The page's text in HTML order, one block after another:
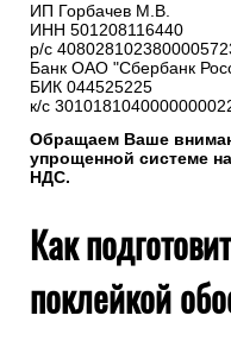
ИП Горбачев М.В.
ИНН 501208116440
р/с
Банк ОАО "Сбербанк
БИК 044525225
к/с
Обращаем Ваше
упрощенной системе
НДС.
Как
поклейкой